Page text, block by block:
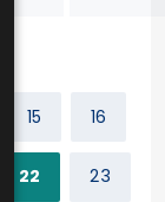
15 16
22 23